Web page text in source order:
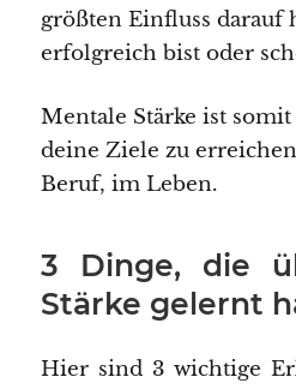
größten Einfluss darauf
erfolgreich bist oder
Mentale Stärke ist
deine Ziele zu
Beruf, im Leben.
3 Dinge, die
Stärke gelernt
Hier sind 3 wichtige